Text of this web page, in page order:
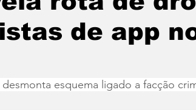
de app
esquema ligado a facção